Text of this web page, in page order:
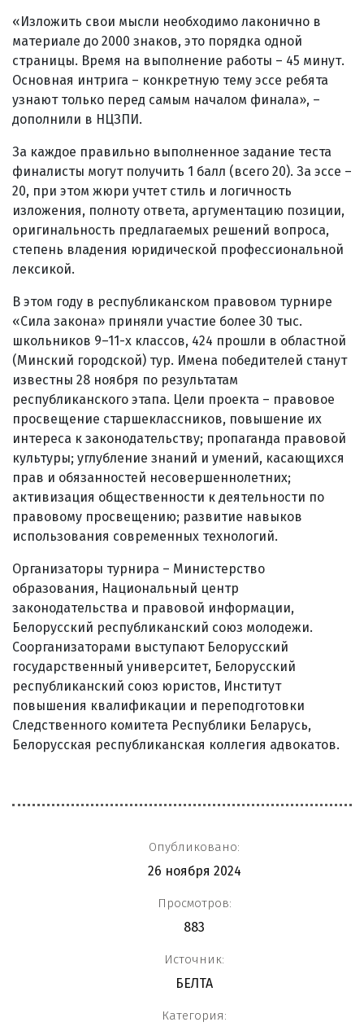
«Изложить свои мысли необходимо лаконично в
материале до 2000 знаков, это порядка одной
страницы. Время на выполнение работы – 45 минут.
Основная интрига – конкретную тему эссе ребята
узнают только перед самым началом финала», –
дополнили в НЦЗПИ.
За каждое правильно выполненное задание теста
финалисты могут получить 1 балл (всего 20). За эссе –
20, при этом жюри учтет стиль и логичность
изложения, полноту ответа, аргументацию позиции,
оригинальность предлагаемых решений вопроса,
степень владения юридической профессиональной
лексикой.
В этом году в республиканском правовом турнире
«Сила закона» приняли участие более 30 тыс.
школьников 9–11-х классов, 424 прошли в областной
(Минский городской) тур. Имена победителей станут
известны 28 ноября по результатам
республиканского этапа. Цели проекта – правовое
просвещение старшеклассников, повышение их
интереса к законодательству; пропаганда правовой
культуры; углубление знаний и умений, касающихся
прав и обязанностей несовершеннолетних;
активизация общественности к деятельности по
правовому просвещению; развитие навыков
использования современных технологий.
Организаторы турнира – Министерство
образования, Национальный центр
законодательства и правовой информации,
Белорусский республиканский союз молодежи.
Соорганизаторами выступают Белорусский
государственный университет, Белорусский
республиканский союз юристов, Институт
повышения квалификации и переподготовки
Следственного комитета Республики Беларусь,
Белорусская республиканская коллегия адвокатов.
Опубликовано:
26 ноября 2024
Просмотров:
883
Источник:
БЕЛТА
Категория: